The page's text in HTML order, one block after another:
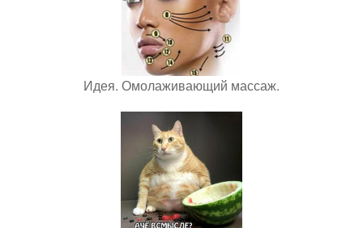
Идея. Омолаживающий массаж.